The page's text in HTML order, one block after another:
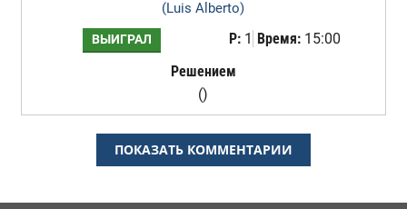
(Luis Alberto)
ВЫИГРАЛ Р: 1 Время: 15:00
Решением
()
ПОКАЗАТЬ КОММЕНТАРИИ